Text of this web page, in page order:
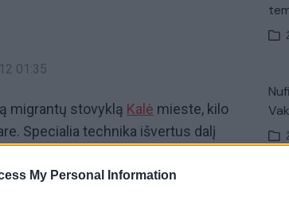
My Personal Information
01:35
migrantų stovyklą Kalė mieste, kilo
Specialia technika išvertus dalį
neramumus panaudojo